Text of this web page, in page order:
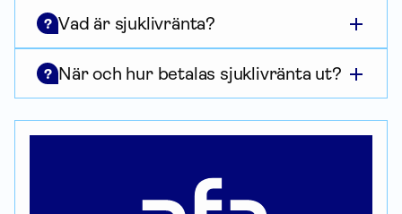
? Vad är sjuklivränta?
? När och hur betalas sjuklivränta ut?